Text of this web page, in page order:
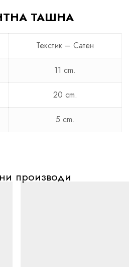
ТАШНА
Текстик – Сатен
11 cm.
20 cm.
5 cm.
производи